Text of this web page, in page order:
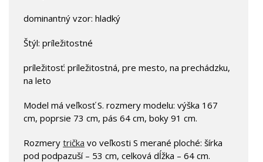
dominantný vzor: hladký
Štýl: príležitostné
príležitosť: príležitostná, pre mesto, na prechádzku,
na leto
Model má veľkosť S. rozmery modelu: výška 167
cm, poprsie 73 cm, pás 64 cm, boky 91 cm.
Rozmery trička vo veľkosti S merané ploché: šírka
pod podpazuší – 53 cm, celková dĺžka – 64 cm.